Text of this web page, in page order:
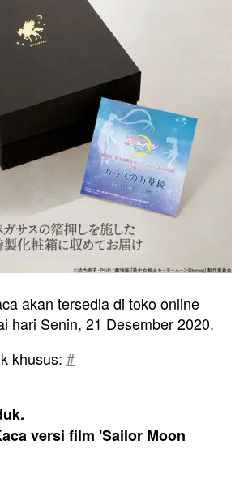
akan tersedia di toko online
hari Senin, 21 Desember 2020.
khusus: #
versi film 'Sailor Moon